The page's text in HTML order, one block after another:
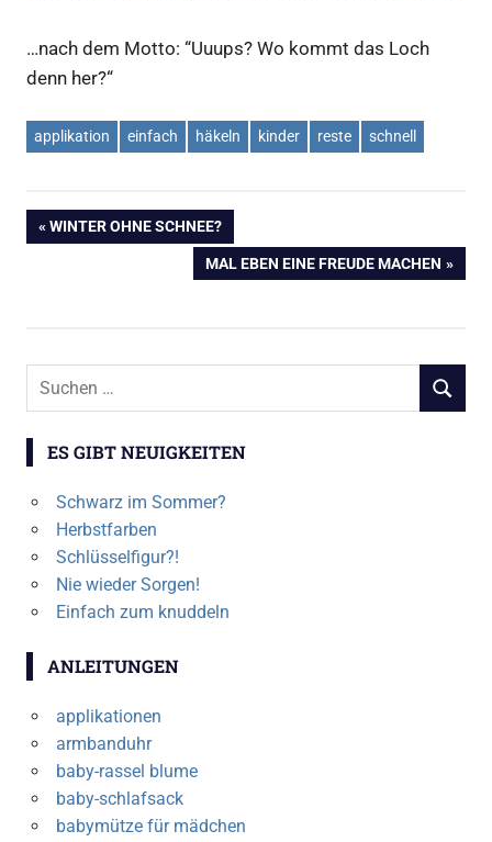
…nach dem Motto: “Uuups? Wo kommt das Loch
denn her?“
applikation einfach häkeln kinder reste schnell
Beitragsnavigation
VORHERIGER
BEITRAG:
WINTER OHNE SCHNEE?
NÄCHSTER
MAL EBEN EINE FREUDE MACHEN
Suchen
SUCHEN
ES GIBT NEUIGKEITEN
Schwarz im Sommer?
Herbstfarben
Schlüsselfigur?!
Nie wieder Sorgen!
Einfach zum knuddeln
ANLEITUNGEN
applikationen
armbanduhr
baby-rassel blume
baby-schlafsack
babymütze für mädchen